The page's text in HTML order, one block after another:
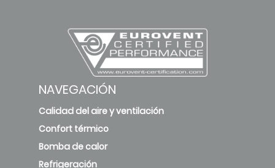
NAVEGACIÓN
Calidad del aire y ventilación
Confort térmico
Bomba de calor
Refrigeración